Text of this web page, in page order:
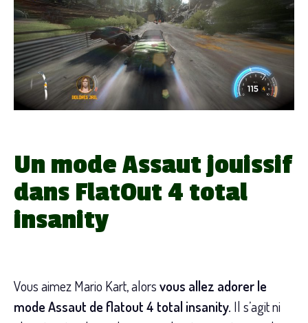
Un mode Assaut jouissif
dans FlatOut 4 total
insanity
Vous aimez Mario Kart, alorsvous allez adorer le
mode Assaut de flatout 4 total insanity. Il s’agit ni